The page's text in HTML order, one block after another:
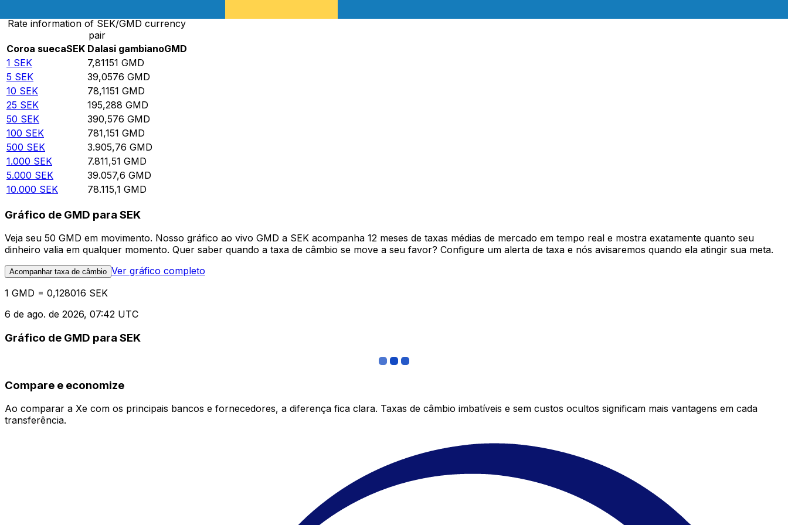
Rate information of SEK/GMD currency
pair
Coroa suecaSEK Dalasi gambianoGMD
1 SEK 7,81151 GMD
5 SEK 39,0576 GMD
10 SEK 78,1151 GMD
25 SEK 195,288 GMD
50 SEK 390,576 GMD
100 SEK 781,151 GMD
500 SEK 3.905,76 GMD
1.000 SEK 7.811,51 GMD
5.000 SEK 39.057,6 GMD
10.000 SEK 78.115,1 GMD
Gráfico de GMD para SEK
Veja seu 50 GMD em movimento. Nosso gráfico ao vivo GMD a SEK acompanha 12 meses de taxas médias de mercado em tempo real e mostra exatamente quanto seu
dinheiro valia em qualquer momento. Quer saber quando a taxa de câmbio se move a seu favor? Configure um alerta de taxa e nós avisaremos quando ela atingir sua meta.
Acompanhar taxa de câmbio Ver gráfico completo
1 GMD = 0,128016 SEK
6 de ago. de 2026, 07:42 UTC
Gráfico de GMD para SEK
Compare e economize
Ao comparar a Xe com os principais bancos e fornecedores, a diferença fica clara. Taxas de câmbio imbatíveis e sem custos ocultos significam mais vantagens em cada
transferência.